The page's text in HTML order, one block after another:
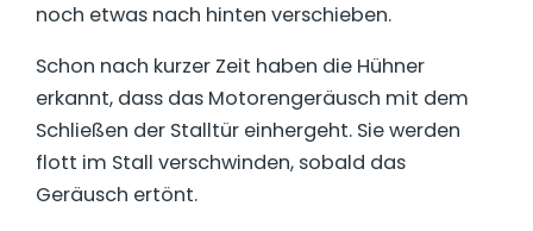
noch etwas nach hinten verschieben.
Schon nach kurzer Zeit haben die Hühner
erkannt, dass das Motorengeräusch mit dem
Schließen der Stalltür einhergeht. Sie werden
flott im Stall verschwinden, sobald das
Geräusch ertönt.